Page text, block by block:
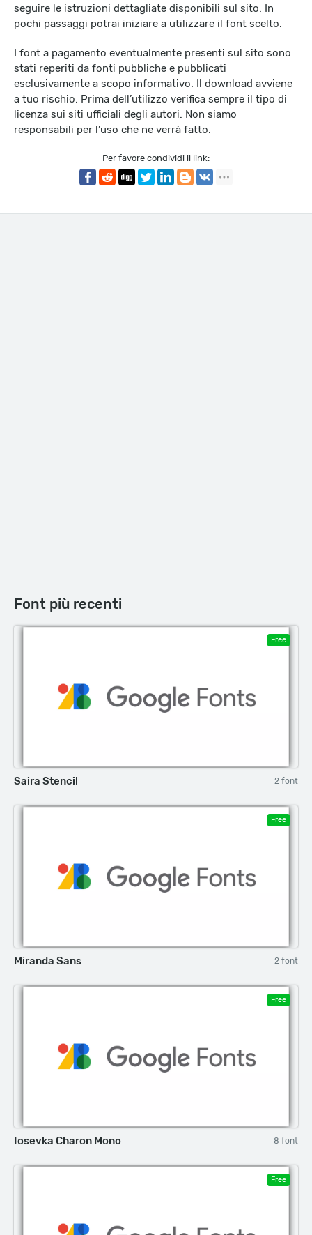
seguire le istruzioni dettagliate disponibili sul sito. In
pochi passaggi potrai iniziare a utilizzare il font scelto.
I font a pagamento eventualmente presenti sul sito sono
stati reperiti da fonti pubbliche e pubblicati
esclusivamente a scopo informativo. Il download avviene
a tuo rischio. Prima dell’utilizzo verifica sempre il tipo di
licenza sui siti ufficiali degli autori. Non siamo
responsabili per l’uso che ne verrà fatto.
Per favore condividi il link:
Font più recenti
Free
Saira Stencil 2 font
Free
Miranda Sans 2 font
Free
Iosevka Charon Mono 8 font
Free